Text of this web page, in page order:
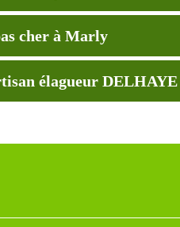
cher à Marly
élagueur DELHAYE